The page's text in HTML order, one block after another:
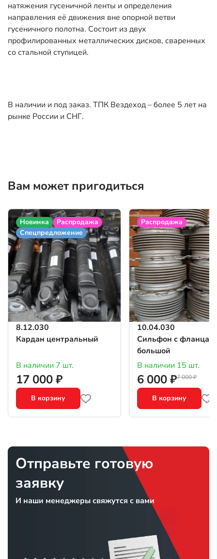
натяжения гусеничной ленты и определения
направления её движения вне опорной ветви
гусеничного полотна. Состоит из двух
профилированных металлических дисков, сваренных
со стальной ступицей.
В наличии и под заказ. ТПК Вездеход – более 5 лет на
рынке России и СНГ.
Вам может пригодиться
Новинка
Распродажа
Спецпредложение
8.12.030
Кардан центральный
В наличии 7 шт.
17 000 ₽
В корзину
Распродажа
10.04.030
Сильфон с
большой
В наличии 15 шт.
7 000 ₽
6 000 ₽
В корзину
Отправьте готовую
заявку
И наши менеджеры свяжутся с вами